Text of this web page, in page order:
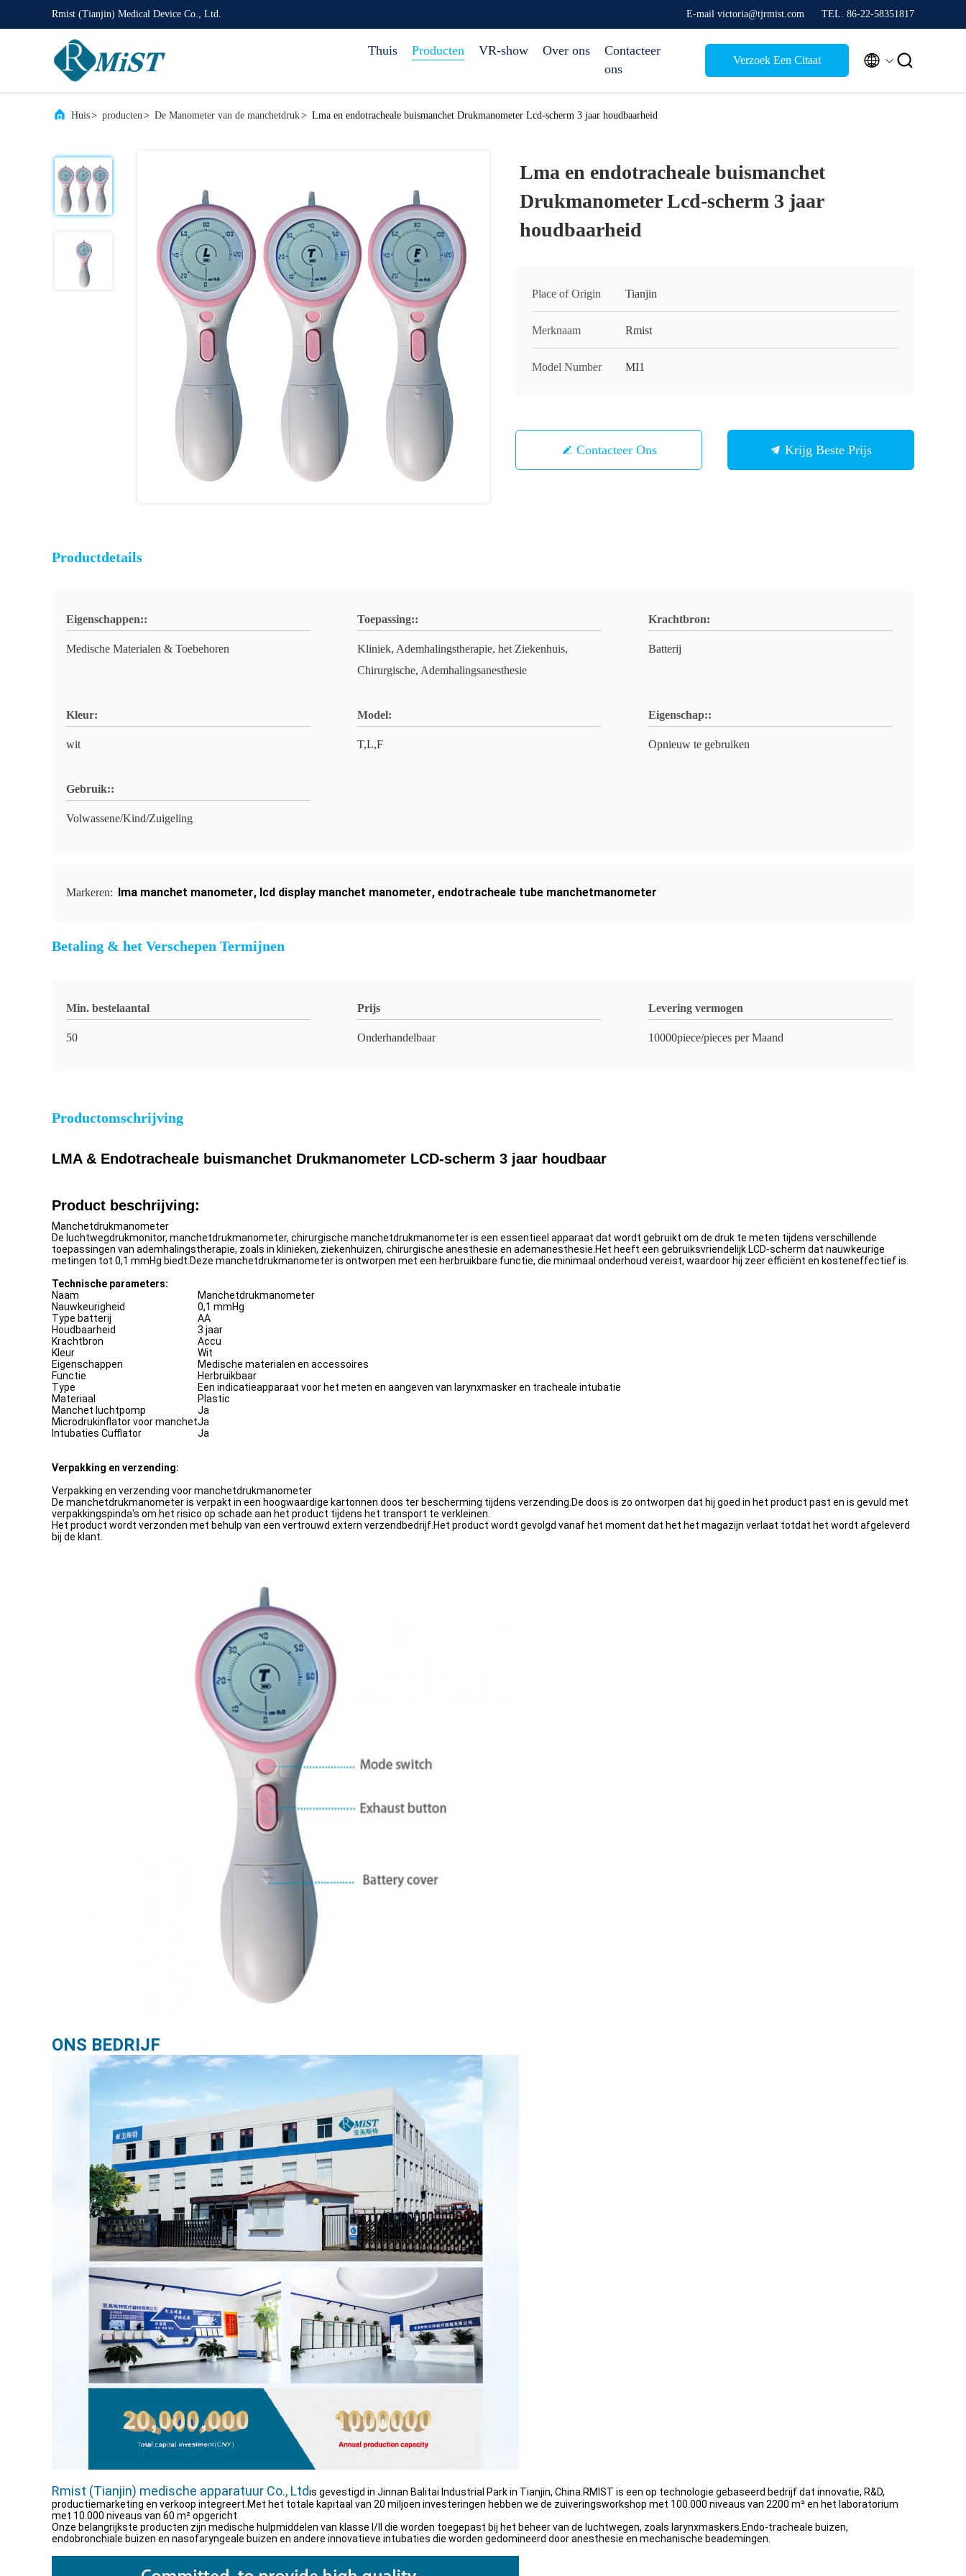
Rmist (Tianjin) Medical Device Co., Ltd. E-mail victoria@tjrmist.com TEL. 86-22-58351817
Thuis Producten VR-show Over ons
Contacteer
ons
Verzoek Een Citaat  
Huis> producten> De Manometer van de manchetdruk> Lma en endotracheale buismanchet Drukmanometer Lcd-scherm 3 jaar houdbaarheid
Lma en endotracheale buismanchet
Drukmanometer Lcd-scherm 3 jaar
houdbaarheid
Place of Origin Tianjin
Merknaam Rmist
Model Number MI1
Contacteer Ons Krijg Beste Prijs
Productdetails
Eigenschappen::
Medische Materialen & Toebehoren
Toepassing::
Kliniek, Ademhalingstherapie, het Ziekenhuis,
Chirurgische, Ademhalingsanesthesie
Krachtbron:
Batterij
Kleur:
wit
Model:
T,L,F
Eigenschap::
Opnieuw te gebruiken
Gebruik::
Volwassene/Kind/Zuigeling
Markeren: lma manchet manometer, lcd display manchet manometer, endotracheale tube manchetmanometer
Betaling & het Verschepen Termijnen
Min. bestelaantal
50
Prijs
Onderhandelbaar
Levering vermogen
10000piece/pieces per Maand
Productomschrijving
LMA & Endotracheale buismanchet Drukmanometer LCD-scherm 3 jaar houdbaar
Product beschrijving:
Manchetdrukmanometer
De luchtwegdrukmonitor, manchetdrukmanometer, chirurgische manchetdrukmanometer is een essentieel apparaat dat wordt gebruikt om de druk te meten tijdens verschillende
toepassingen van ademhalingstherapie, zoals in klinieken, ziekenhuizen, chirurgische anesthesie en ademanesthesie.Het heeft een gebruiksvriendelijk LCD-scherm dat nauwkeurige
metingen tot 0,1 mmHg biedt.Deze manchetdrukmanometer is ontworpen met een herbruikbare functie, die minimaal onderhoud vereist, waardoor hij zeer efficiënt en kosteneffectief is.
Technische parameters:
Naam
Manchetdrukmanometer
Nauwkeurigheid
0,1 mmHg
Type batterij
AA
Houdbaarheid
3 jaar
Krachtbron
Accu
Kleur
Wit
Eigenschappen
Medische materialen en accessoires
Functie
Herbruikbaar
Type
Een indicatieapparaat voor het meten en aangeven van larynxmasker en tracheale intubatie
Materiaal
Plastic
Manchet luchtpomp
Ja
Microdrukinflator voor manchetJa
Intubaties Cufflator
Ja
Verpakking en verzending:
Verpakking en verzending voor manchetdrukmanometer
De manchetdrukmanometer is verpakt in een hoogwaardige kartonnen doos ter bescherming tijdens verzending.De doos is zo ontworpen dat hij goed in het product past en is gevuld met
verpakkingspinda's om het risico op schade aan het product tijdens het transport te verkleinen.
Het product wordt verzonden met behulp van een vertrouwd extern verzendbedrijf.Het product wordt gevolgd vanaf het moment dat het het magazijn verlaat totdat het wordt afgeleverd
bij de klant.
ONS BEDRIJF
Rmist (Tianjin) medische apparatuur Co., Ltdis gevestigd in Jinnan Balitai Industrial Park in Tianjin, China.RMIST is een op technologie gebaseerd bedrijf dat innovatie, R&D,
productiemarketing en verkoop integreert.Met het totale kapitaal van 20 miljoen investeringen hebben we de zuiveringsworkshop met 100.000 niveaus van 2200 m² en het laboratorium
met 10.000 niveaus van 60 m² opgericht
Onze belangrijkste producten zijn medische hulpmiddelen van klasse I/ll die worden toegepast bij het beheer van de luchtwegen, zoals larynxmaskers.Endo-tracheale buizen,
endobronchiale buizen en nasofaryngeale buizen en andere innovatieve intubaties die worden gedomineerd door anesthesie en mechanische beademingen.